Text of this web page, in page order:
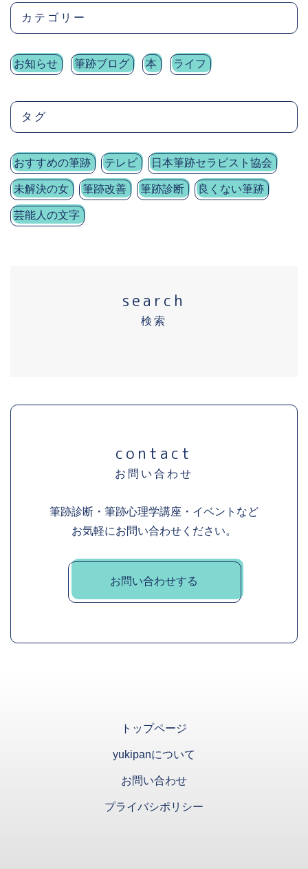
カテゴリー
お知らせ 筆跡ブログ 本 ライフ
タグ
おすすめの筆跡 テレビ 日本筆跡セラピスト協会
未解決の女 筆跡改善 筆跡診断 良くない筆跡
芸能人の文字
search
検索
contact
お問い合わせ
筆跡診断・筆跡心理学講座・イベントなど
お気軽にお問い合わせください。
お問い合わせする
トップページ
yukipanについて
お問い合わせ
プライバシポリシー